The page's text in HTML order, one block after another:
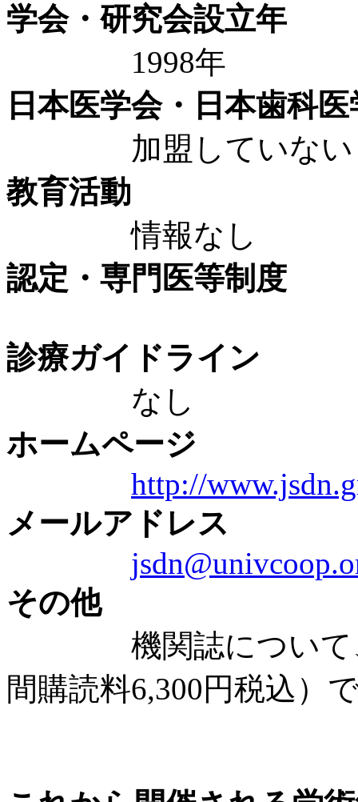
学会・研究会設立年
1998年
日本医学会・日本歯科
加盟していない
教育活動
情報なし
認定・専門医等制度
診療ガイドライン
なし
ホームページ
http://
メールアドレス
その他
機関誌について、
間購読料6,300円税込）